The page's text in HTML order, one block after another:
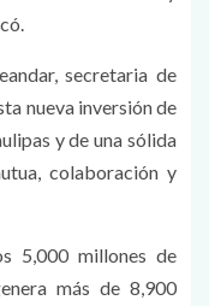
secretaria de
nueva inversión de
y de una sólida
colaboración y
5,000 millones de
más de 8,900